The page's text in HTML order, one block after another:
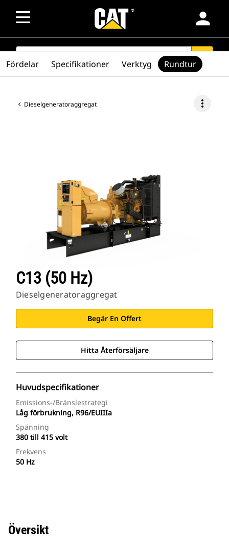
person
SEARCH search
Dieselgeneratoraggregat more_vert
C13 (50 Hz)
Dieselgeneratoraggregat
Begär En Offert
Hitta Återförsäljare
Huvudspecifikationer
Emissions-/bränslestrategi
Låg förbrukning, R96/EUIIIa
Spänning
380 till 415 volt
Frekvens
50 Hz
Fördelar Specifikationer Verktyg Rundtur
Översikt